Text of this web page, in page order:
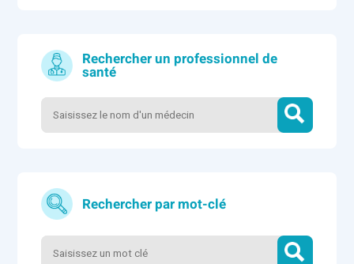
Rechercher un professionnel de
santé
Rechercher par mot-clé